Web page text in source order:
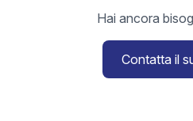
Hai ancora
Contatta il